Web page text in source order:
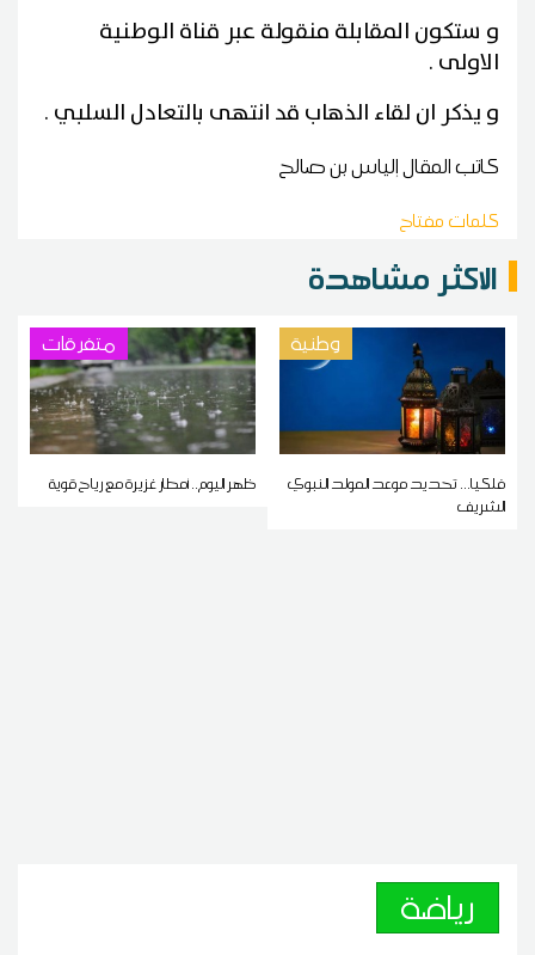
و ستكون المقابلة منقولة عبر قناة الوطنية
الاولى .
و يذكر ان لقاء الذهاب قد انتهى بالتعادل السلبي .
كاتب المقالإلياس بن صالح
كلمات مفتاح
الاكثر مشاهدة
وطنية
فلكيا... تحديد موعد المولد النبوي
الشريف
متفرقات
ظهر اليوم.. أمطار غزيرة مع رياح قوية
رياضة